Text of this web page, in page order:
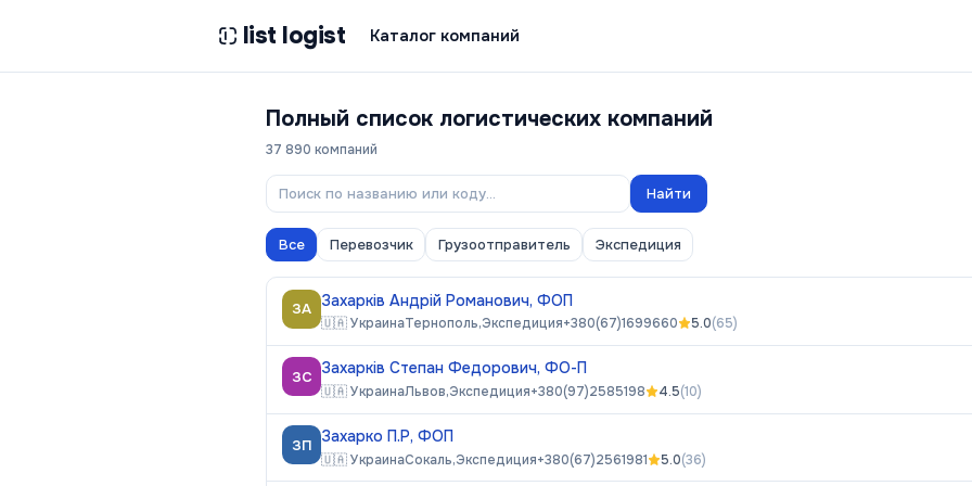
list logist Каталог компаний
Полный список логистических компаний
37 890 компаний
Найти
Все Перевозчик Грузоотправитель Экспедиция
ЗА Захарків Андрій Романович, ФОП
🇺🇦УкраинаТернополь,Экспедиция+380(67)1699660 5.0(65)
ЗС Захарків Степан Федорович, ФО-П
🇺🇦УкраинаЛьвов,Экспедиция+380(97)2585198 4.5(10)
ЗП Захарко П.Р, ФОП
🇺🇦УкраинаСокаль,Экспедиция+380(67)2561981 5.0(36)